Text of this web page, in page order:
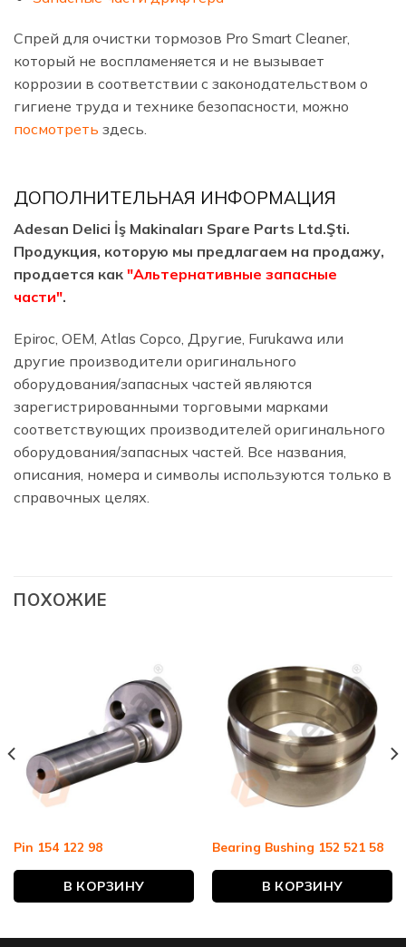
Спрей для очистки тормозов Pro Smart Cleaner,
который не воспламеняется и не вызывает
коррозии в соответствии с законодательством о
гигиене труда и технике безопасности, можно
посмотреть здесь.
ДОПОЛНИТЕЛЬНАЯ ИНФОРМАЦИЯ
Adesan Delici İş Makinaları Spare Parts Ltd.Şti.
Продукция, которую мы предлагаем на продажу,
продается как "Альтернативные запасные
части".
Epiroc, OEM, Atlas Copco, Другие, Furukawa или
другие производители оригинального
оборудования/запасных частей являются
зарегистрированными торговыми марками
соответствующих производителей оригинального
оборудования/запасных частей. Все названия,
описания, номера и символы используются только в
справочных целях.
ПОХОЖИЕ
Pin 154 122 98
В КОРЗИНУ
Bearing Bushing 152 521 58
В КОРЗИНУ